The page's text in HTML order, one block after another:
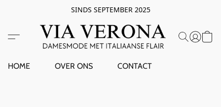
SINDS SEPTEMBER 2025
HOME OVER ONS CONTACT